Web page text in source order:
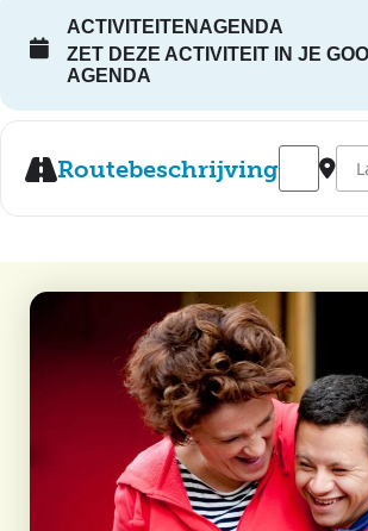
ACTIVITEITENAGENDA
ZET DEZE ACTIVITEIT IN JE
AGENDA
Routebeschrijving
Address -